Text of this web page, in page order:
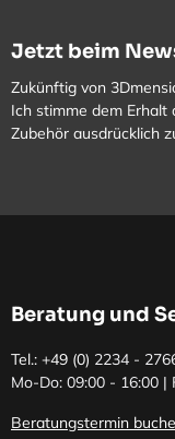
Jetzt beim
Zukünftig von
Ich stimme dem
Zubehör ausdrücklich
Beratung und
Tel.: +49 (0) 2234 -
Mo-Do: 09:00 - 16:00 |
Beratungstermin